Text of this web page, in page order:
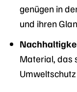
genügen in
und ihren
Material, das